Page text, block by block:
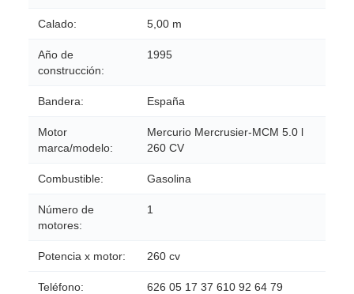
Calado: 5,00 m
Año de
construcción:
1995
Bandera: España
Motor
marca/modelo:
Mercurio Mercrusier-MCM 5.0 l
260 CV
Combustible: Gasolina
Número de
motores:
1
Potencia x motor: 260 cv
Teléfono: 626 05 17 37 610 92 64 79